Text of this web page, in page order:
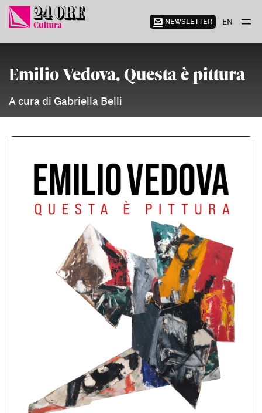
Vai
contenuto
NEWSLETTER EN
Emilio Vedova. Questa è pittura
A cura di Gabriella Belli